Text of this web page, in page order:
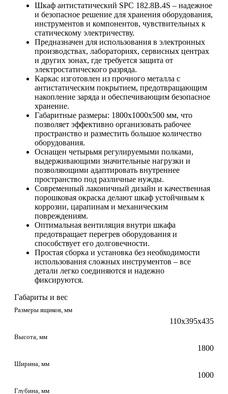
Шкаф антистатический SPC 182.8B.4S – надежное
и безопасное решение для хранения оборудования,
инструментов и компонентов, чувствительных к
статическому электричеству.
Предназначен для использования в электронных
производствах, лабораториях, сервисных центрах
и других зонах, где требуется защита от
электростатического разряда.
Каркас изготовлен из прочного металла с
антистатическим покрытием, предотвращающим
накопление заряда и обеспечивающим безопасное
хранение.
Габаритные размеры: 1800х1000х500 мм, что
позволяет эффективно организовать рабочее
пространство и разместить большое количество
оборудования.
Оснащен четырьмя регулируемыми полками,
выдерживающими значительные нагрузки и
позволяющими адаптировать внутреннее
пространство под различные нужды.
Современный лаконичный дизайн и качественная
порошковая окраска делают шкаф устойчивым к
коррозии, царапинам и механическим
повреждениям.
Оптимальная вентиляция внутри шкафа
предотвращает перегрев оборудования и
способствует его долговечности.
Простая сборка и установка без необходимости
использования сложных инструментов – все
детали легко соединяются и надежно
фиксируются.
Габариты и вес
Размеры ящиков, мм
110х395х435
Высота, мм
1800
Ширина, мм
1000
Глубина, мм